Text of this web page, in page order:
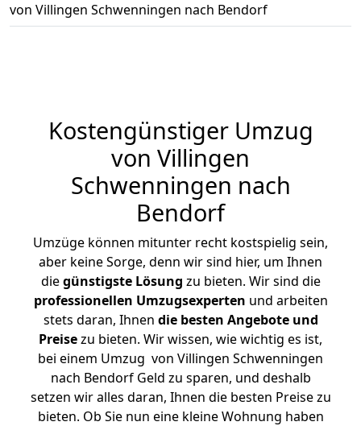
von Villingen Schwenningen nach Bendorf
Kostengünstiger Umzug
von Villingen
Schwenningen nach
Bendorf
Umzüge können mitunter recht kostspielig sein,
aber keine Sorge, denn wir sind hier, um Ihnen
diegünstigste Lösung zu bieten. Wir sind die
professionellen Umzugsexperten und arbeiten
stets daran, Ihnen die besten Angebote und
Preisezu bieten. Wir wissen, wie wichtig es ist,
bei einem Umzug von Villingen Schwenningen
nach Bendorf Geld zu sparen, und deshalb
setzen wir alles daran, Ihnen die besten Preise zu
bieten. Ob Sie nun eine kleine Wohnung haben